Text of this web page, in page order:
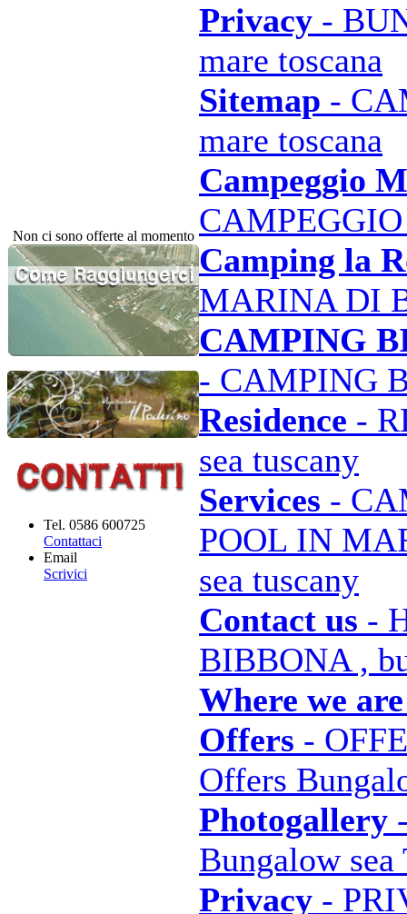
Non ci sono offerte al momento
Tel. 0586 600725
Contattaci
Email
Scrivici
Privacy -
mare toscana
Sitemap -
mare toscana
Campeggio
Camping la
MARINA DI
CAMPING
- CAMPING
Residence -
sea tuscany
Services -
POOL IN
sea tuscany
Contact us -
BIBBONA ,
Where we are
Offers -
Offers
Photogallery
Bungalow sea
Privacy -